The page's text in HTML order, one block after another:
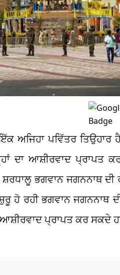
ਅਜਿਹਾ ਪਵਿੱਤਰ ਤਿਉਹਾਰ
ਆਸ਼ੀਰਵਾਦ ਪ੍ਰਾਪਤ
ਭਗਵਾਨ ਜਗਨਨਾਥ ਦੀ
ਰਹੀ ਭਗਵਾਨ ਜਗਨਨਾਥ
ਪ੍ਰਾਪਤ ਕਰ ਸਕਦੇ